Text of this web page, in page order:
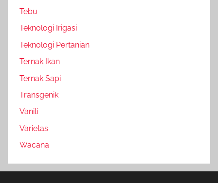
Tebu
Teknologi Irigasi
Teknologi Pertanian
Ternak Ikan
Ternak Sapi
Transgenik
Vanili
Varietas
Wacana